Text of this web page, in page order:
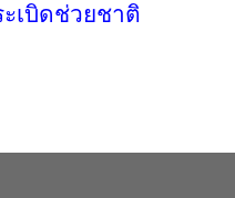
เบิดช่วยชาติ